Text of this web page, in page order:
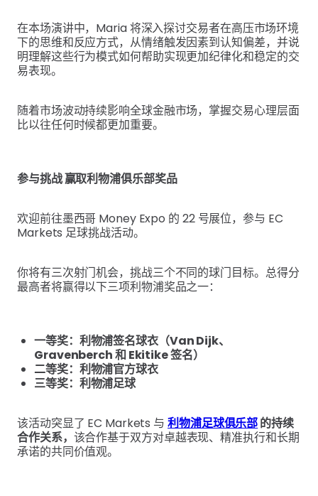
在本场演讲中，Maria 将深入探讨交易者在高压市场环境
下的思维和反应方式，从情绪触发因素到认知偏差，并说
明理解这些行为模式如何帮助实现更加纪律化和稳定的交
易表现。
随着市场波动持续影响全球金融市场，掌握交易心理层面
比以往任何时候都更加重要。
参与挑战 赢取利物浦俱乐部奖品
欢迎前往墨西哥 Money Expo 的 22 号展位，参与 EC
Markets 足球挑战活动。
你将有三次射门机会，挑战三个不同的球门目标。总得分
最高者将赢得以下三项利物浦奖品之一：
一等奖：利物浦签名球衣（Van Dijk、
Gravenberch 和 Ekitike 签名）
二等奖：利物浦官方球衣
三等奖：利物浦足球
该活动突显了 EC Markets 与 利物浦足球俱乐部的持续
合作关系， 该合作基于双方对卓越表现、精准执行和长期
承诺的共同价值观。